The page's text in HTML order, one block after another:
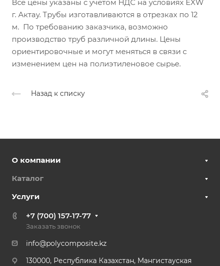
Все цены указаны с учетом НДС на условиях EXW
г. Актау. Трубы изготавливаются в отрезках по 12
м. По требованию заказчика, возможно
производство труб различной длины. Цены
ориентировочные и могут меняться в связи с
изменением цен на полиэтиленовое сырье.
Назад к списку
О компании
Каталог
Услуги
+7 (700) 157-17-77
Заказать звонок
info@polycomposite.kz
130000, Республика Казахстан, Мангистауская